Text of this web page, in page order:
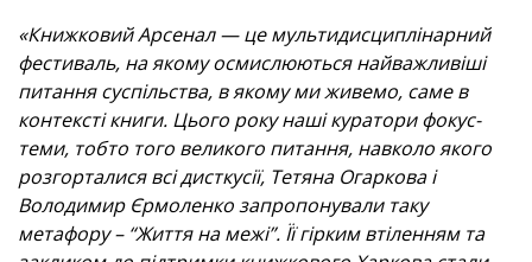
«Книжковий Арсенал — це мультидисциплінарний
фестиваль, на якому осмислюються найважливіші
питання суспільства, в якому ми живемо, саме в
контексті книги. Цього року наші куратори фокус-
теми, тобто того великого питання, навколо якого
розгорталися всі дисткусії, Тетяна Огаркова і
Володимир Єрмоленко запропонували таку
метафору – “Життя на межі”. Її гірким втіленням та